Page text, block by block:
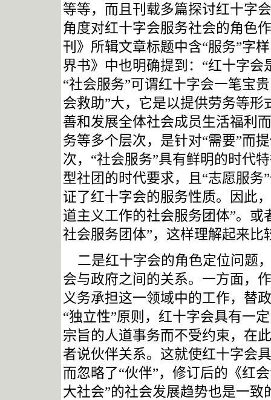
等等，而且刊载多篇探讨红十字
角度对红十字会服务社会的角色
刊》所辑文章标题中含“服务”字
界书》中也明确提到：“红十字会
“社会服务”可谓红十字会一笔宝
会救助”大，它是以提供劳务等
善和发展全体社会成员生活福利
务等多个层次，是针对“需要”而
次，“社会服务”具有鲜明的时代
型社团的时代要求，且“志愿服
证了红十字会的服务性质。因此
道主义工作的社会服务团体”。或
社会服务团体”，这样理解起来比
二是红十字会的角色定位问题
会与政府之间的关系。一方面，
义务承担这一领域中的工作，替
“独立性”原则，红十字会具有一
宗旨的人道事务而不受约束，在
者说伙伴关系。这就使红十字会
而忽略了“伙伴”，修订后的《红
大社会”的社会发展趋势也是一致